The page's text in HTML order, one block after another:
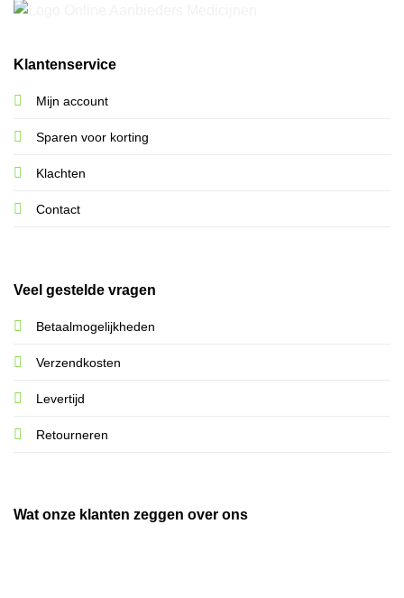
Klantenservice
Mijn account
Sparen voor korting
Klachten
Contact
Veel gestelde vragen
Betaalmogelijkheden
Verzendkosten
Levertijd
Retourneren
Wat onze klanten zeggen over ons